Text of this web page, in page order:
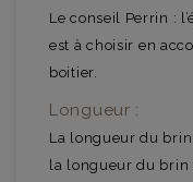
Le conseil Perrin :
est à choisir en
boitier.
Longueur :
La longueur du
la longueur du brin